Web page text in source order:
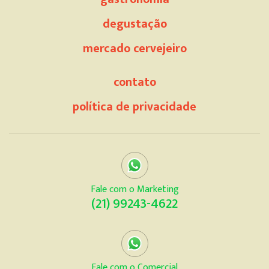
degustação
mercado cervejeiro
contato
política de privacidade
Fale com o Marketing
(21) 99243-4622